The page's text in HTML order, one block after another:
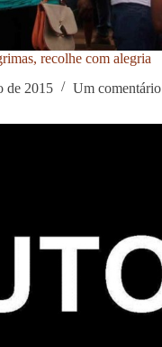
recolhe com alegria
de 2015
Um comentário